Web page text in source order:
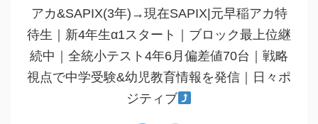
アカ&SAPIX(3年)→現在SAPIX|元早稲アカ特
待生｜新4年生α1スタート｜ブロック最上位継
続中｜全統小テスト4年6月偏差値70台｜戦略
視点で中学受験&幼児教育情報を発信｜日々ポ
ジティブ